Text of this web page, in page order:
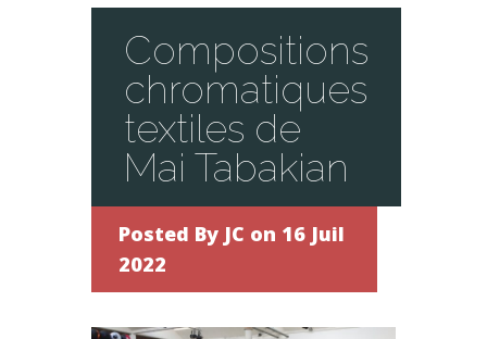
Compositions
chromatiques
textiles de
Mai Tabakian
Posted By JC on 16 Juil
2022